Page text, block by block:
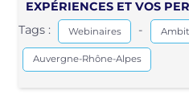
EXPÉRIENCES ET VOS
Tags :
Webinaires -
Auvergne-Rhône-Alpes